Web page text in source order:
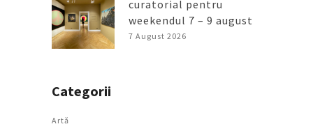
curatorial pentru
weekendul 7 – 9 august
7 August 2026
Categorii
Artǎ